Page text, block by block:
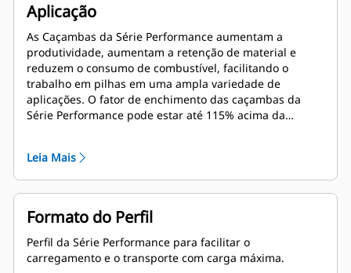
Aplicação
As Caçambas da Série Performance aumentam a
produtividade, aumentam a retenção de material e
reduzem o consumo de combustível, facilitando o
trabalho em pilhas em uma ampla variedade de
aplicações. O fator de enchimento das caçambas da
Série Performance pode estar até 115% acima da
Leia Mais
Formato do Perfil
Perfil da Série Performance para facilitar o
carregamento e o transporte com carga máxima.